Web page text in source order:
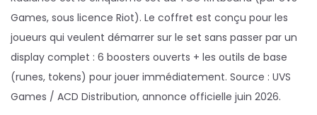
Games, sous licence Riot). Le coffret est conçu pour les
joueurs qui veulent démarrer sur le set sans passer par un
display complet : 6 boosters ouverts + les outils de base
(runes, tokens) pour jouer immédiatement. Source : UVS
Games / ACD Distribution, annonce officielle juin 2026.